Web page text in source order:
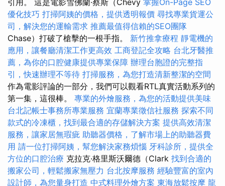
引用。 這是電影雪佛蘭·蔡斯（Chevy 掌握On-Page SEO
優化技巧 打掃阿姨的價格，提供透明報價 尋找專業貨運公
司，解決您的運輸需求 推薦最值得信賴的SEO團隊
Chase）打破了槍擊的一根手指。 新竹推拿療程 靜電機的
應用，讓餐廳清潔工作更高效 工商登記全攻略 台北牙醫推
薦，為你的口腔健康提供專業保障 辦理台胞證的完整指
引，快速辦理不等待 打掃服務，為您打造清新整潔的空間
作為電影評論的一部分，我們可以觀看RTL真實活動系列的
第一集，這很棒。 專業的外燴服務，為您的活動提供美味
台北記帳士事務所專業服務 宜蘭專業徵信社服務 探索不同
款式的冷凍櫃，找到最合適的存儲解決方案 提供高效清潔
服務，讓家居無瑕疵 助聽器價格，了解市場上的助聽器費
用 請一位打掃阿姨，幫您解決家務煩惱 牙科診所，提供全
方位的口腔治療 克拉克·格里斯沃爾德（Clark 找到合適的
搬家公司，輕鬆搬家無壓力 台北按摩服務 經驗豐富的室內
設計師，為您量身打造 中式料理外燴方案 東海放鬆按摩 龍